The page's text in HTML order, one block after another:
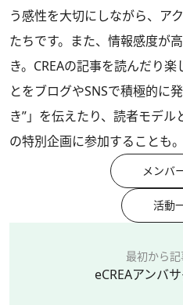
う感性を大切にしながら、ア
たちです。また、情報感度が
き。CREAの記事を読んだり
とをブログやSNSで積極的に
き”」を伝えたり、読者モデ
の特別企画に参加することも。
メンバ
活動
最初から
eCREAアンバ